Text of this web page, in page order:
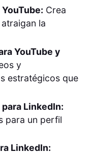
Crea
la
YouTube y
y
estratégicos que
LinkedIn:
para un perfil
LinkedIn: